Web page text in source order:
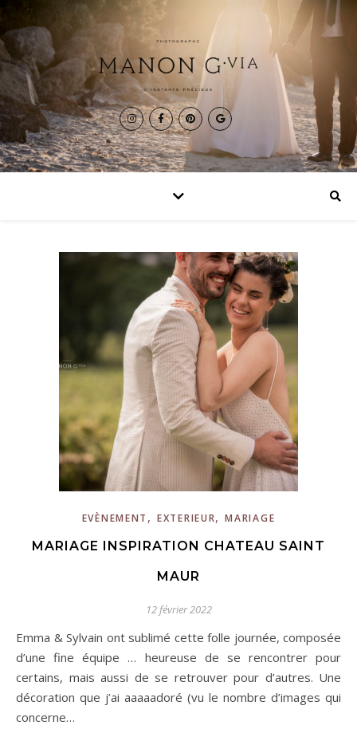
EVÈNEMENT ,EXTERIEUR,MARIAGE
MARIAGE INSPIRATION CHATEAU SAINT
MAUR
12 février 2022
Emma & Sylvain ont sublimé cette folle journée, composée
d’une fine équipe … heureuse de se rencontrer pour
certains, mais aussi de se retrouver pour d’autres. Une
décoration que j’ai aaaaadoré (vu le nombre d’images qui
concerne…